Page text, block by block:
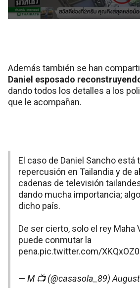
Además también se han
Daniel esposado
dando todos los detalles a los
que le acompañan.
El caso de Daniel Sancho está
repercusión en Tailandia y de
cadenas de televisión
dando mucha importancia;
dicho país.
De ser cierto, solo el rey Maha
puede conmutar la
pena.pic.twitter.com/
— M 📺 (@casasola_89)